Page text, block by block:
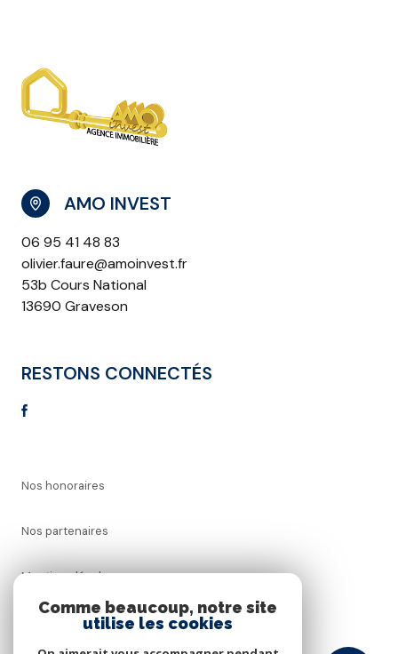
AMO INVEST
06 95 41 48 83
olivier.faure@amoinvest.fr
53b Cours National
13690 Graveson
RESTONS CONNECTÉS
Nos honoraires
Nos partenaires
Mentions légales
Comme beaucoup, notre site
utilise les cookies